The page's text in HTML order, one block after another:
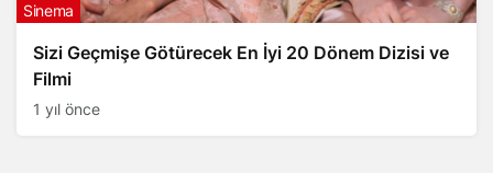
Sizi Geçmişe Götürecek En İyi 20 Dönem Dizisi ve
Filmi
Sinema
1 yıl önce